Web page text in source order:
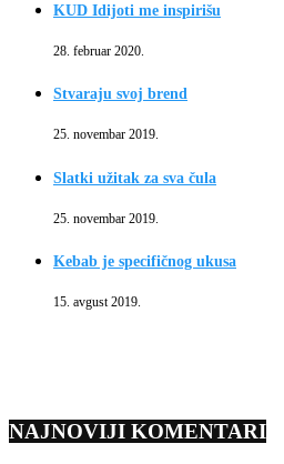
KUD Idijoti me inspirišu
28. februar 2020.
Stvaraju svoj brend
25. novembar 2019.
Slatki užitak za sva čula
25. novembar 2019.
Kebab je specifičnog ukusa
15. avgust 2019.
NAJNOVIJI KOMENTARI